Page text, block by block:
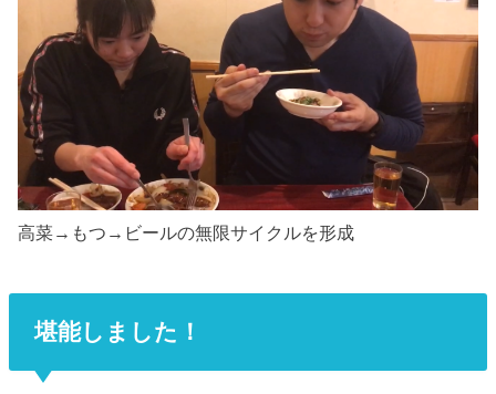
高菜→もつ→ビールの無限サイクルを形成
堪能しました！